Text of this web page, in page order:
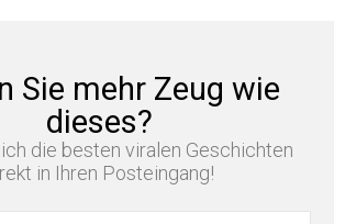
Sie mehr Zeug wie
dieses?
die besten viralen Geschichten
in Ihren Posteingang!